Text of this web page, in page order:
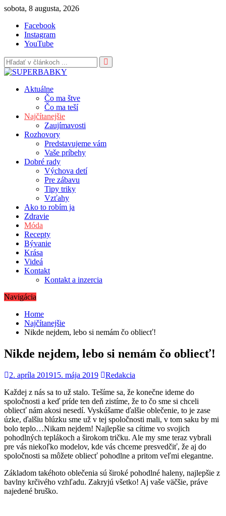
Skip
content
sobota, 8 augusta, 2026
Facebook
Instagram
YouTube
Aktuálne
Čo ma štve
Čo ma teší
Najčítanejšie
Zaujímavosti
Rozhovory
Predstavujeme vám
Vaše príbehy
Dobré rady
Výchova detí
Pre zábavu
Tipy triky
Vzťahy
Ako to robím ja
Zdravie
Móda
Recepty
Bývanie
Krása
Videá
Kontakt
Kontakt a inzercia
Navigácia
Home
Najčítanejšie
Nikde nejdem, lebo si nemám čo obliecť!
Nikde nejdem, lebo si nemám čo obliecť!
2. apríla 201915. mája 2019
Redakcia
Každej z nás sa to už stalo. Tešíme sa, že konečne ideme do
spoločnosti a keď príde ten deň zistíme, že to čo sme si chceli
obliecť nám akosi nesedí. Vyskúšame ďalšie oblečenie, to je zase
úzke, ďalšiu blúzku sme už v tej spoločnosti mali, v tom saku by mi
bolo teplo…Nikam nejdem! Najlepšie sa cítime vo svojich
pohodlných teplákoch a širokom tričku. Ale my sme teraz vybrali
pre vás niekoľko modelov, kde vás chceme presvedčiť, že aj do
spoločnosti sa môžete obliecť pohodlne a pritom veľmi elegantne.
Základom takéhoto oblečenia sú široké pohodlné haleny, najlepšie z
bavlny krčivého vzhľadu. Zakryjú všetko! Aj vaše väčšie, práve
najedené bruško.